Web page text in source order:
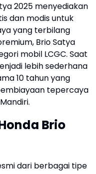
2025 menyediakan
dan modis untuk
yang terbilang
Brio Satya
mobil LCGC. Saat
lebih sederhana
10 tahun yang
tepercaya
Brio
dari berbagai tipe